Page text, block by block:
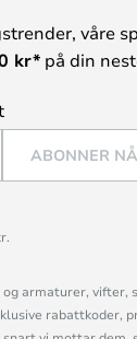
våre
kr*på din
ABONNER NÅ
armaturer, vifter,
rabattkoder,